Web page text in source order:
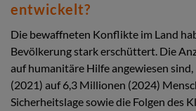
entwickelt?
Die bewaffneten Konflikte im Land
Bevölkerung stark erschüttert. Die
auf humanitäre Hilfe angewiesen
(2021) auf 6,3 Millionen (2024)
Sicherheitslage sowie die Folgen des